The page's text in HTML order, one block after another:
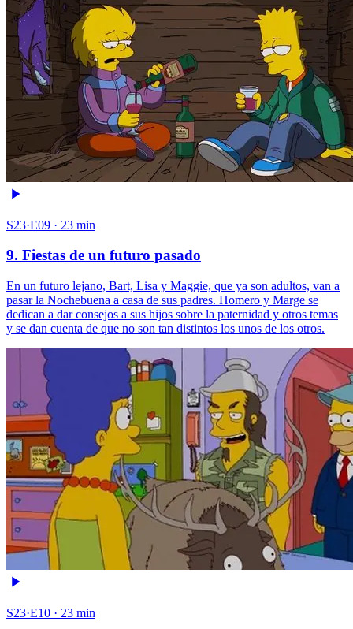
S23·E09 · 23 min
9. Fiestas de un futuro pasado
En un futuro lejano, Bart, Lisa y Maggie, que ya son adultos, van a
pasar la Nochebuena a casa de sus padres. Homero y Marge se
dedican a dar consejos a sus hijos sobre la paternidad y otros temas
y se dan cuenta de que no son tan distintos los unos de los otros.
S23·E10 · 23 min